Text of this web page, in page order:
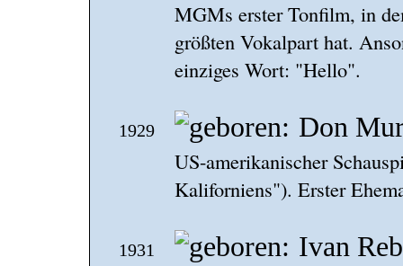
MGMs erster Tonfilm, in
größten Vokalpart hat.
einziges Wort: "Hello".
1929 Don
US-amerikanischer
Kaliforniens"). Erster
1931 Ivan